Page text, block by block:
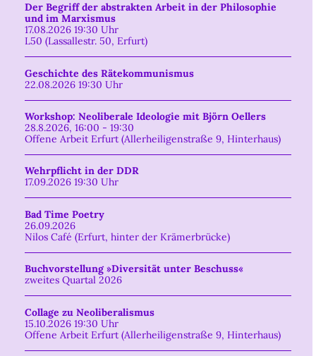
Der Begriff der abstrakten Arbeit in der Philosophie
und im Marxismus
17.08.2026 19:30 Uhr
L50 (Lassallestr. 50, Erfurt)
Geschichte des Rätekommunismus
22.08.2026 19:30 Uhr
Workshop: Neoliberale Ideologie mit Björn Oellers
28.8.2026, 16:00 - 19:30
Offene Arbeit Erfurt (Allerheiligenstraße 9, Hinterhaus)
Wehrpflicht in der DDR
17.09.2026 19:30 Uhr
Bad Time Poetry
26.09.2026
Nilos Café (Erfurt, hinter der Krämerbrücke)
Buchvorstellung »Diversität unter Beschuss«
zweites Quartal 2026
Collage zu Neoliberalismus
15.10.2026 19:30 Uhr
Offene Arbeit Erfurt (Allerheiligenstraße 9, Hinterhaus)